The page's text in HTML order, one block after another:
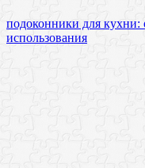
подоконники для кухни:
использования